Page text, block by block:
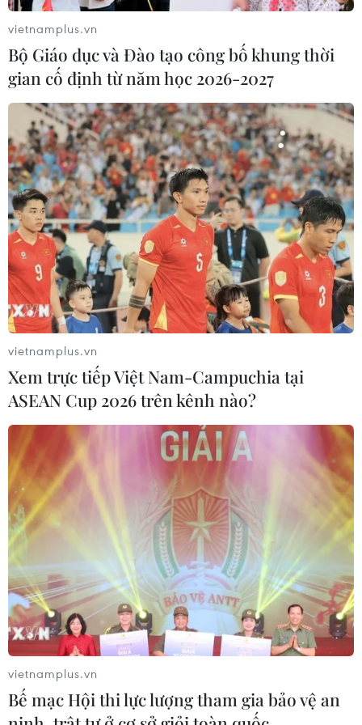
vietnamplus.vn
Bộ Giáo dục và Đào tạo công bố khung thời
gian cố định từ năm học 2026-2027
vietnamplus.vn
Xem trực tiếp Việt Nam-Campuchia tại
ASEAN Cup 2026 trên kênh nào?
vietnamplus.vn
Bế mạc Hội thi lực lượng tham gia bảo vệ an